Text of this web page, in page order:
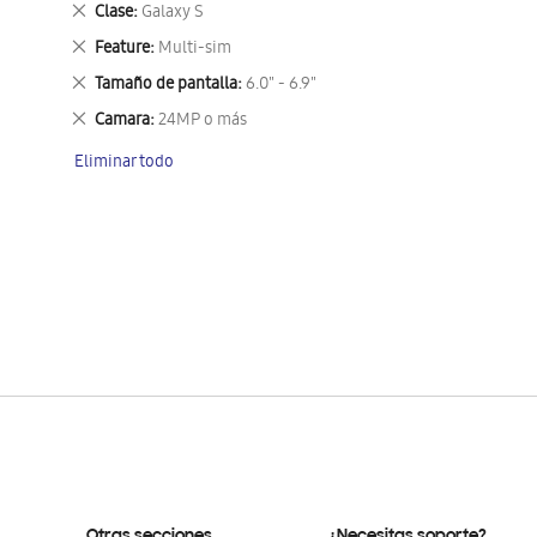
Clase Galaxy S
Eliminar
este
artículo
Feature Multi-sim
Eliminar
este
artículo
Tamaño de pantalla 6.0" - 6.9"
Eliminar
este
artículo
Camara 24MP o más
Eliminar
artículo
Eliminar todo